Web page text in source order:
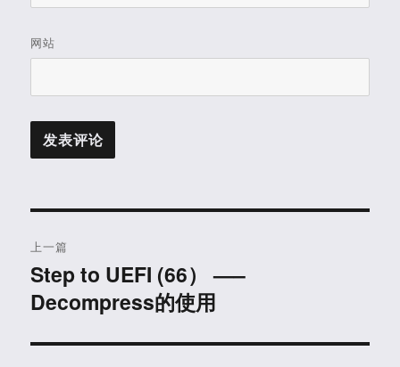
网站
章
导
航
上一篇
上
篇
章：
Step to UEFI (66） —–
Decompress的使用